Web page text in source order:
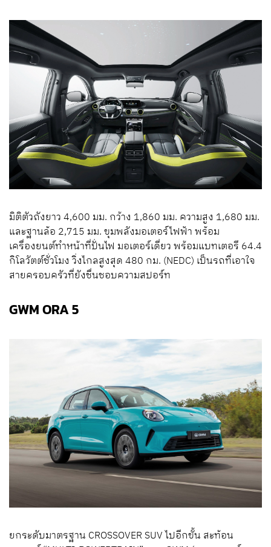
มิติตัวถังยาว 4,600 มม. กว้าง 1,860 มม. ความสูง 1,680 มม.
และฐานล้อ 2,715 มม. ขุมพลังมอเตอร์ไฟฟ้า พร้อม
เครื่องยนต์ทำหน้าที่ปั่นไฟ มอเตอร์เดี่ยว พร้อมแบทเตอรี 64.4
กิโลวัตต์ชั่วโมง วิ่งไกลสูงสุด 480 กม. (NEDC) เป็นรถที่เอาใจ
สายครอบครัวที่ยังชื่นชอบความสปอร์ท
GWM ORA 5
ยกระดับมาตรฐาน CROSSOVER SUV ไปอีกขั้น สะท้อน